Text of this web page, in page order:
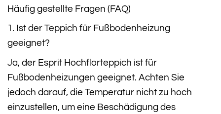
Häufig gestellte Fragen (FAQ)
1. Ist der Teppich für Fußbodenheizung
geeignet?
Ja, der Esprit Hochflorteppich ist für
Fußbodenheizungen geeignet. Achten Sie
jedoch darauf, die Temperatur nicht zu hoch
einzustellen, um eine Beschädigung des